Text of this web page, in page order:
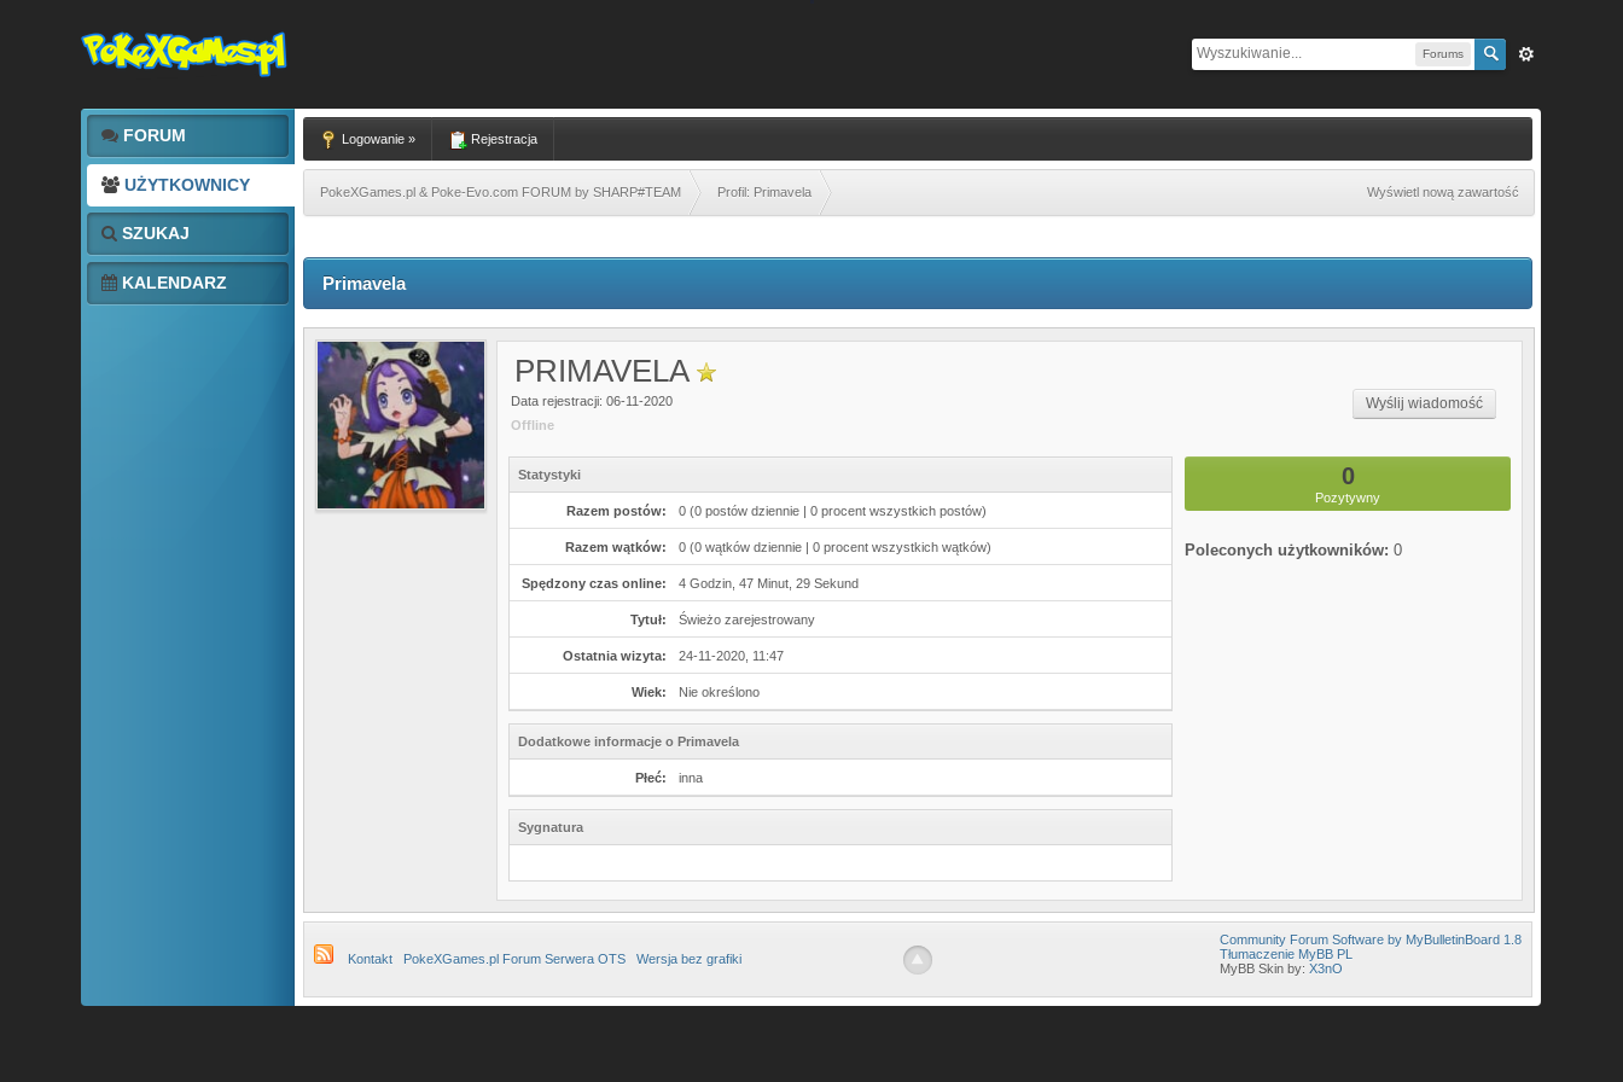
Forums
FORUM
UŻYTKOWNICY
SZUKAJ
KALENDARZ
Logowanie » Rejestracja
PokeXGames.pl & Poke-Evo.com FORUM by SHARP#TEAM Profil: Primavela Wyświetl nową zawartość
Primavela
PRIMAVELA
Data rejestracji: 06-11-2020
Offline
Wyślij wiadomość
Statystyki
Razem postów: 0 (0 postów dziennie | 0 procent wszystkich postów)
Razem wątków: 0 (0 wątków dziennie | 0 procent wszystkich wątków)
Spędzony czas online: 4 Godzin, 47 Minut, 29 Sekund
Tytuł: Świeżo zarejestrowany
Ostatnia wizyta: 24-11-2020, 11:47
Wiek: Nie określono
Dodatkowe informacje o Primavela
Płeć: inna
Sygnatura
0
Pozytywny
Poleconych użytkowników: 0
Kontakt PokeXGames.pl Forum Serwera OTS Wersja bez grafiki
Community Forum Software by MyBulletinBoard 1.8
Tłumaczenie MyBB PL
MyBB Skin by:X3nO